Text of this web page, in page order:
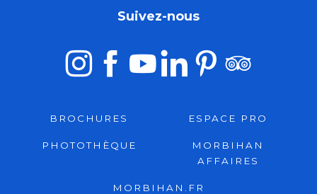
Suivez-nous
BROCHURES ESPACE PRO
PHOTOTHÈQUE
MORBIHAN
AFFAIRES
MORBIHAN.FR